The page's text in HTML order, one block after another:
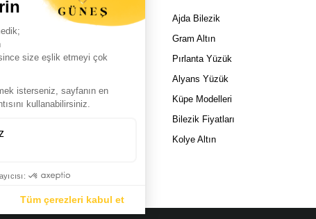
Ajda Bilezik
Gram Altın
Pırlanta Yüzük
Alyans Yüzük
Küpe Modelleri
Bilezik Fiyatları
Kolye Altın